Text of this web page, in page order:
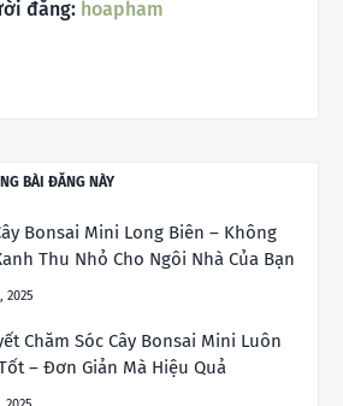
đăng: hoapham
BÀI ĐĂNG NÀY
Bonsai Mini Long Biên – Không
Thu Nhỏ Cho Ngôi Nhà Của Bạn
2025
Chăm Sóc Cây Bonsai Mini Luôn
– Đơn Giản Mà Hiệu Quả